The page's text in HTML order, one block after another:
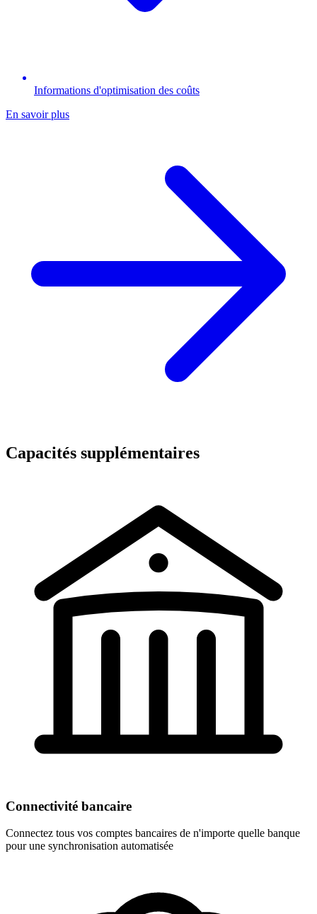
Informations d'optimisation des coûts
En savoir plus
Capacités supplémentaires
Connectivité bancaire
Connectez tous vos comptes bancaires de n'importe quelle banque
pour une synchronisation automatisée